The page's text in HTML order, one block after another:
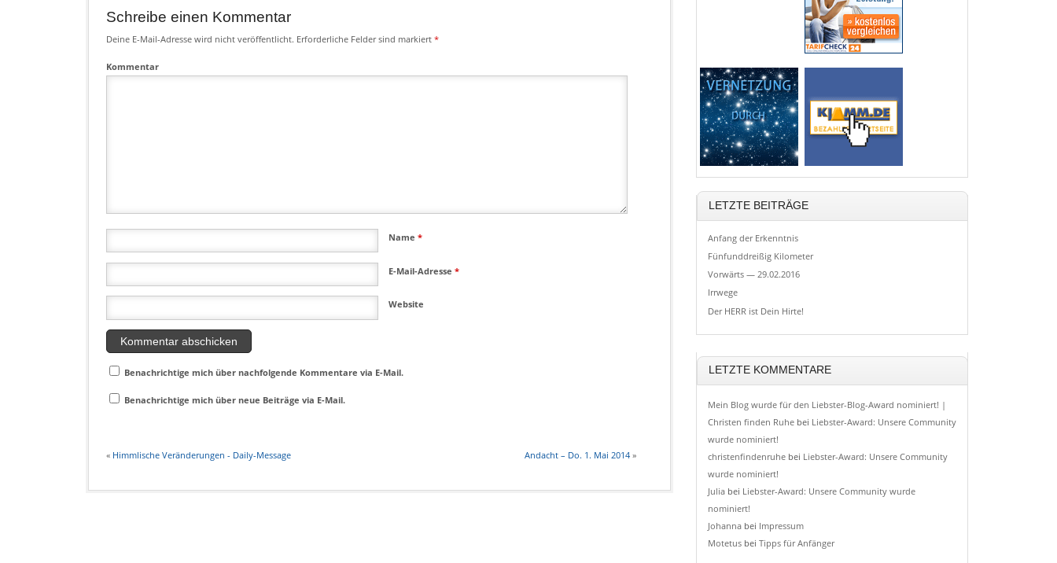
Schreibe einen Kommentar
Deine E-Mail-Adresse wird nicht veröffentlicht. Erforderliche Felder sind markiert*
Kommentar
Name *
E-Mail-Adresse *
Website
Benachrichtige mich über nachfolgende Kommentare via E-Mail.
Benachrichtige mich über neue Beiträge via E-Mail.
« Himmlische Veränderungen - Daily-Message Andacht – Do. 1. Mai 2014»
LETZTE BEITRÄGE
Anfang der Erkenntnis
Fünfunddreißig Kilometer
Vorwärts — 29.02.2016
Irrwege
Der HERR ist Dein Hirte!
LETZTE KOMMENTARE
Mein Blog wurde für den Liebster-Blog-Award nominiert! |
Christen finden Ruhebei Liebster-Award: Unsere Community
wurde nominiert!
christenfindenruhebei Liebster-Award: Unsere Community
wurde nominiert!
Juliabei Liebster-Award: Unsere Community wurde
nominiert!
Johannabei Impressum
Motetusbei Tipps für Anfänger